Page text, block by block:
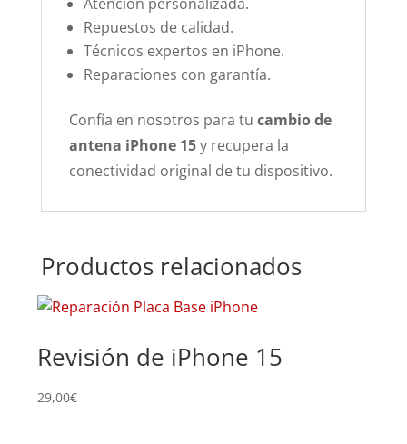
Repuestos de calidad.
Técnicos expertos en iPhone.
Reparaciones con garantía.
Confía en nosotros para tu cambio de
antena iPhone 15y recupera la
conectividad original de tu dispositivo.
Productos relacionados
Revisión de iPhone 15
29,00€